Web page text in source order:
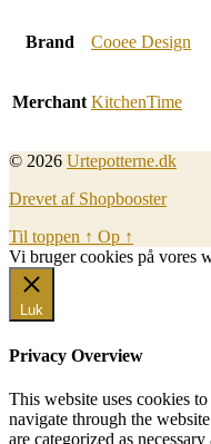
Brand Cooee Design
Merchant KitchenTime
© 2026 Urtepotterne.dk
Drevet af Shopbooster
Til toppen ↑ Op ↑
Vi bruger cookies på vores
Luk
Privacy Overview
This website uses cookies
navigate through the
are categorized as